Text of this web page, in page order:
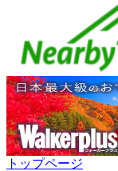
トップページ